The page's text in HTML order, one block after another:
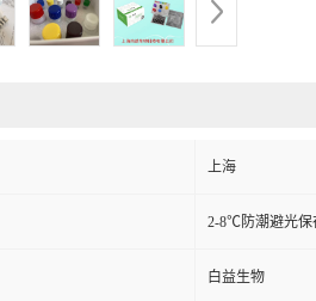
上海
2-8℃防潮避光保
白益生物